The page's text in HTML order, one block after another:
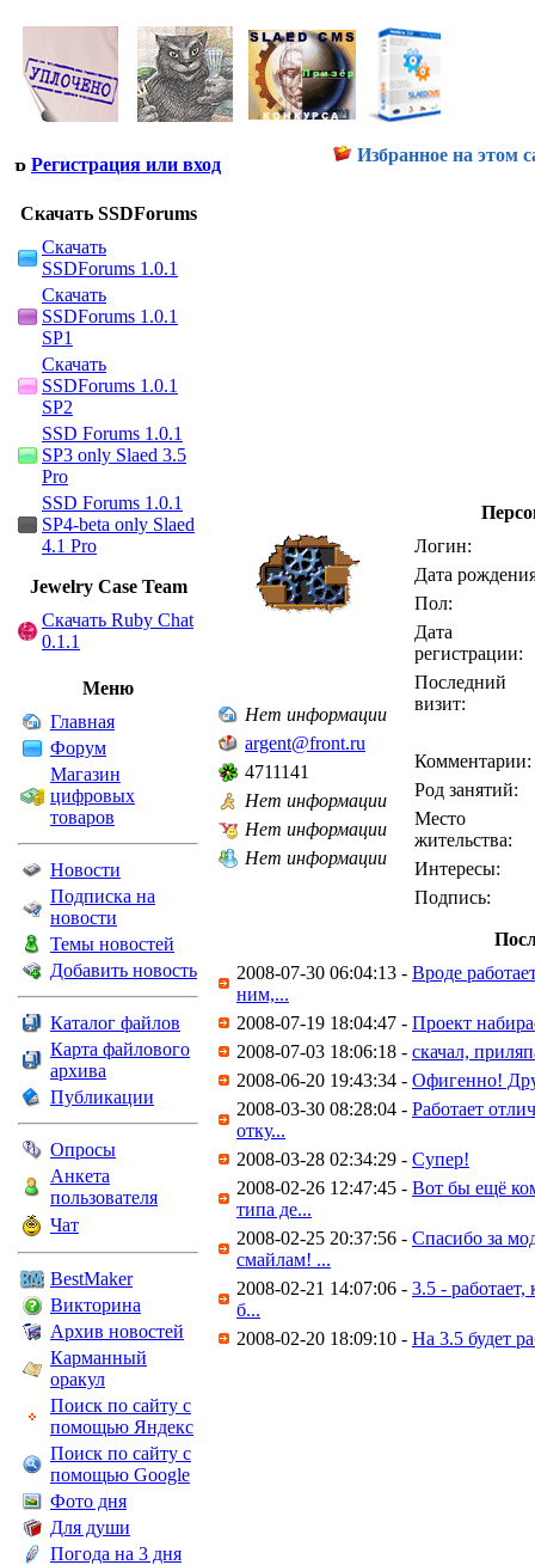
Регистрация или вход Избранное на этом
Скачать SSDForums
Скачать
SSDForums 1.0.1
Скачать
SSDForums 1.0.1
SP1
Скачать
SSDForums 1.0.1
SP2
SSD Forums 1.0.1
SP3 only Slaed 3.5
Pro
SSD Forums 1.0.1
SP4-beta only Slaed
4.1 Pro
Jewelry Сase Team
Скачать Ruby Chat
0.1.1
Меню
Главная
Форум
Магазин
цифровых
товаров
Новости
Подписка на
новости
Темы новостей
Добавить новость
Каталог файлов
Карта файлового
архива
Публикации
Опросы
Анкета
пользователя
Чат
BestMaker
Викторина
Архив новостей
Карманный
оракул
Поиск по сайту с
помощью Яндекс
Поиск по сайту с
помощью Google
Фото дня
Для души
Погода на 3 дня
Логин:
Дата
Пол:
Дата
регистрации:
Последний
визит:
Комментарии:
Род занятий:
Место
жительства:
Интересы:
Подпись:
Нет информации
argent@front.ru
4711141
Нет информации
Нет информации
Нет информации
2008-07-30 06:04:13 - Вроде
ним,...
2008-07-19 18:04:47 - Проект
2008-07-03 18:06:18 - скачал,
2008-06-20 19:43:34 - Офигенно!
2008-03-30 08:28:04 - Работает
отку...
2008-03-28 02:34:29 - Супер!
2008-02-26 12:47:45 - Вот бы ещё
типа де...
2008-02-25 20:37:56 - Спасибо за
смайлам! ...
2008-02-21 14:07:06 - 3.5 -
б...
2008-02-20 18:09:10 - На 3.5 будет